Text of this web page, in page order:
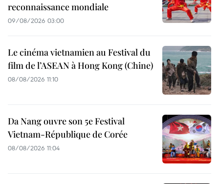
reconnaissance mondiale
09/08/2026 03:00
Le cinéma vietnamien au Festival du
film de l’ASEAN à Hong Kong (Chine)
08/08/2026 11:10
Da Nang ouvre son 5e Festival
Vietnam-République de Corée
08/08/2026 11:04